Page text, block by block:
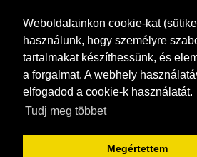
Weboldalainkon cookie-kat
használunk, hogy személyre
tartalmakat készíthessünk, és
a forgalmat. A webhely
elfogadod a cookie-k használatát.
Tudj meg többet
Megértettem
Adatvédelmi
© Kelta-Wicca Hagyományőrzők
fenntartva | created by